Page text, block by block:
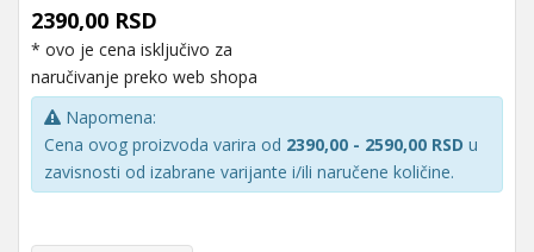
2390,00 RSD
* ovo je cena isključivo za
naručivanje preko web shopa
Napomena:
Cena ovog proizvoda varira od 2390,00 - 2590,00 RSD u
zavisnosti od izabrane varijante i/ili naručene količine.